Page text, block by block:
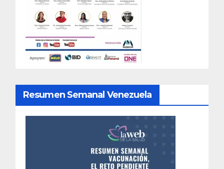
Resumen Semanal Venezuela